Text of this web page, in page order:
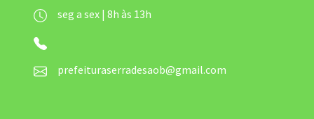
seg a sex | 8h às 13h
prefeituraserradesaob@gmail.com